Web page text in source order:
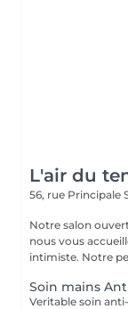
L'air du
56, rue Principale
Notre salon
nous vous
intimiste. Notre
Soin mains